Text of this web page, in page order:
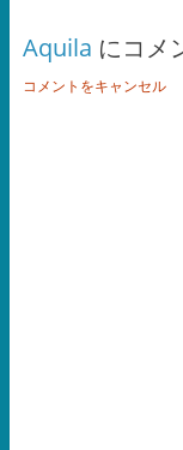
Aquila にコメ
コメントをキャンセル